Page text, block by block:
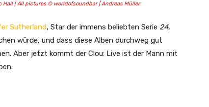
Hall | All pictures © worldofsoundbar | Andreas Müller
Sutherland, Star der immens beliebten Serie 24,
würde, und dass diese Alben durchweg gut
Aber jetzt kommt der Clou: Live ist der Mann mit